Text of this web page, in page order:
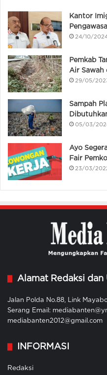
Kantor
24/10/
Pemkab
Air Sawah
29/05/
Sampah
05/03/
Ayo
Fair
23/03/
Alamat Redaksi dan
Jalan Polda No.88, Link
Serang Email:
mediabanten2012@gmail.com
INFORMASI
Redaksi